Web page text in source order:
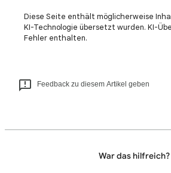
Diese Seite enthält möglicherweise
KI-Technologie übersetzt wurden. KI-
Fehler enthalten.
Feedback zu diesem Artikel geben
War das hilfreich?